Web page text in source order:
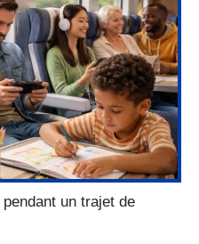
un trajet de